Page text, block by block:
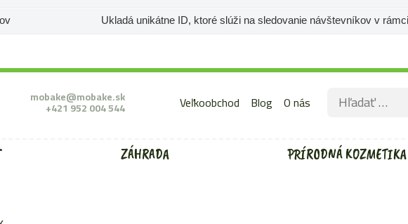
ZÁHRADA PRÍRODNÁ KOZMETIKA
mobake@mobake.sk
+421 952 004 544 Veľkoobchod Blog O nás Hľadať:
Ukladá unikátne ID, ktoré slúži na sledovanie návštevníkov v